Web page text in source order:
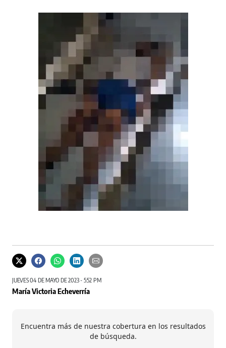
JUEVES 04 DE MAYO DE 2023 - 5:52 PM
María Victoria Echeverría
Encuentra más de nuestra cobertura en los resultados
de búsqueda.